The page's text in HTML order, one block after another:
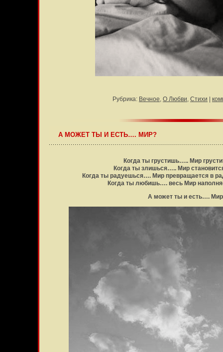
Рубрика: Вечное, О Любви, Стихи
А МОЖЕТ ТЫ И ЕСТЬ…. МИР?
Когда ты грустишь….. Мир
Когда ты злишься….. Мир
Когда ты радуешься…. Мир превращается в
Когда ты любишь…. весь Мир
А может ты и есть….